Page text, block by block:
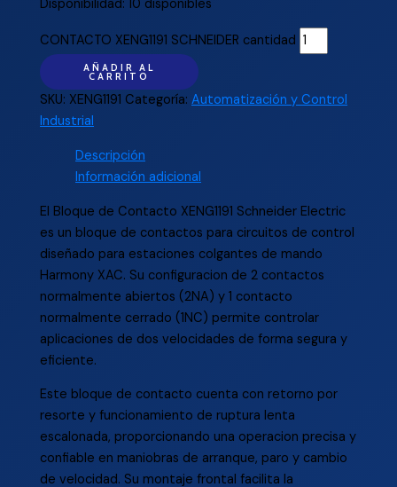
Disponibilidad: 10 disponibles
CONTACTO XENG1191 SCHNEIDER cantidad
AÑADIR AL
CARRITO
SKU: XENG1191 Categoría:Automatización y Control
Industrial
Descripción
Información adicional
El Bloque de Contacto XENG1191 Schneider Electric
es un bloque de contactos para circuitos de control
diseñado para estaciones colgantes de mando
Harmony XAC. Su configuracion de 2 contactos
normalmente abiertos (2NA) y 1 contacto
normalmente cerrado (1NC) permite controlar
aplicaciones de dos velocidades de forma segura y
eficiente.
Este bloque de contacto cuenta con retorno por
resorte y funcionamiento de ruptura lenta
escalonada, proporcionando una operacion precisa y
confiable en maniobras de arranque, paro y cambio
de velocidad. Su montaje frontal facilita la